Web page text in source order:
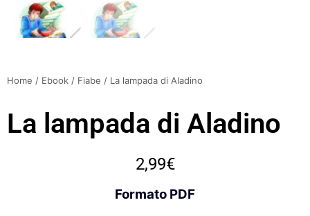
Home / Ebook / Fiabe / La lampada di Aladino
La lampada di Aladino
2,99€
Formato PDF